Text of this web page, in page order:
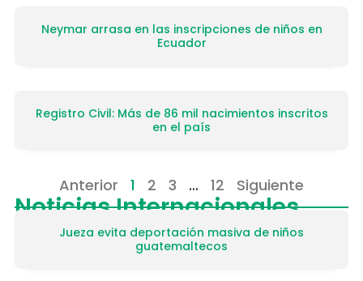
Neymar arrasa en las inscripciones de niños en
Ecuador
Registro Civil: Más de 86 mil nacimientos inscritos
en el país
Anterior 1 2 3 … 12 Siguiente
Noticias Internacionales
Jueza evita deportación masiva de niños
guatemaltecos